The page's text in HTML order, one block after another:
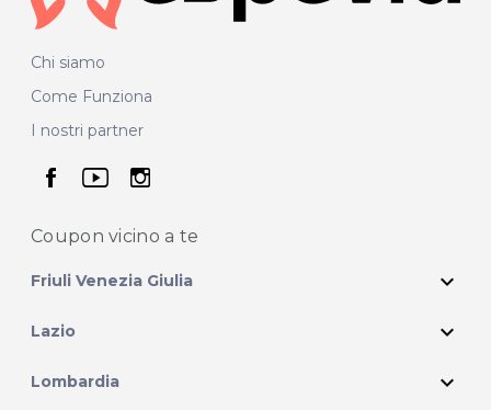
Chi siamo
Come Funziona
I nostri partner
seguici su facebook
seguici su youtube
seguici su instagram
Coupon vicino a te
Friuli Venezia Giulia expand_more
Lazio expand_more
Lombardia expand_more